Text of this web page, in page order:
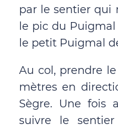
par le sentier qui
le pic du
le petit Puigmal
Au col, prendre
mètres en
Sègre. Une fois
suivre le